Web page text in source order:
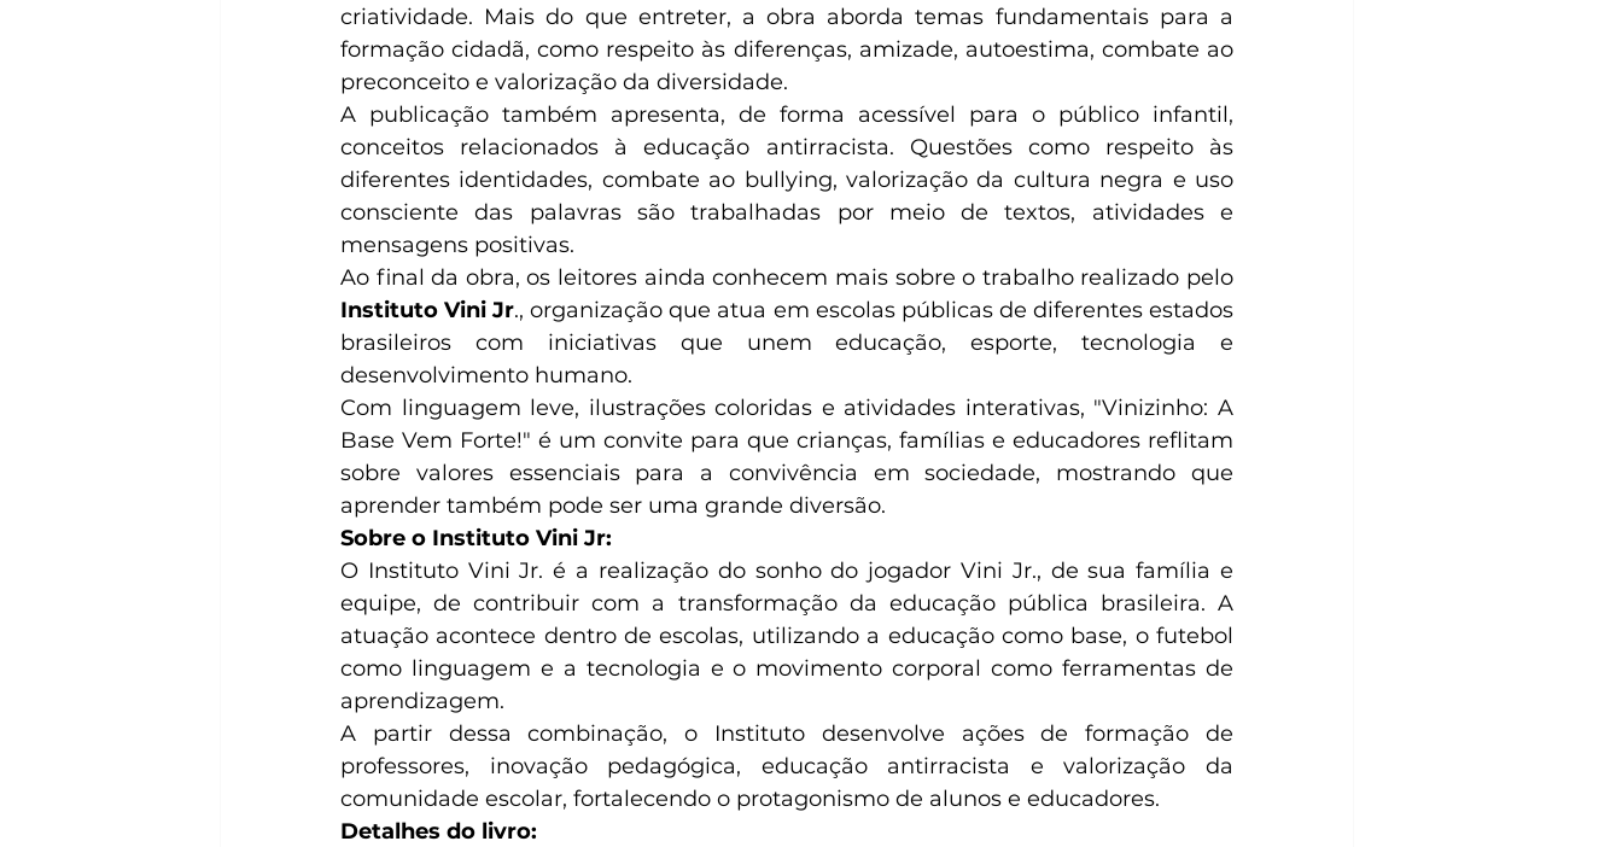
criatividade. Mais do que entreter, a obra aborda temas fundamentais para a
formação cidadã, como respeito às diferenças, amizade, autoestima, combate ao
preconceito e valorização da diversidade.
A publicação também apresenta, de forma acessível para o público infantil,
conceitos relacionados à educação antirracista. Questões como respeito às
diferentes identidades, combate ao bullying, valorização da cultura negra e uso
consciente das palavras são trabalhadas por meio de textos, atividades e
mensagens positivas.
Instituto Vini Jr., organização que atua em escolas públicas de diferentes estados
brasileiros com iniciativas que unem educação, esporte, tecnologia e
desenvolvimento humano.
Com linguagem leve, ilustrações coloridas e atividades interativas, "Vinizinho: A
Base Vem Forte!" é um convite para que crianças, famílias e educadores reflitam
sobre valores essenciais para a convivência em sociedade, mostrando que
aprender também pode ser uma grande diversão.
Sobre o Instituto Vini Jr:
O Instituto Vini Jr. é a realização do sonho do jogador Vini Jr., de sua família e
equipe, de contribuir com a transformação da educação pública brasileira. A
atuação acontece dentro de escolas, utilizando a educação como base, o futebol
como linguagem e a tecnologia e o movimento corporal como ferramentas de
aprendizagem.
A partir dessa combinação, o Instituto desenvolve ações de formação de
professores, inovação pedagógica, educação antirracista e valorização da
comunidade escolar, fortalecendo o protagonismo de alunos e educadores.
Detalhes do livro: